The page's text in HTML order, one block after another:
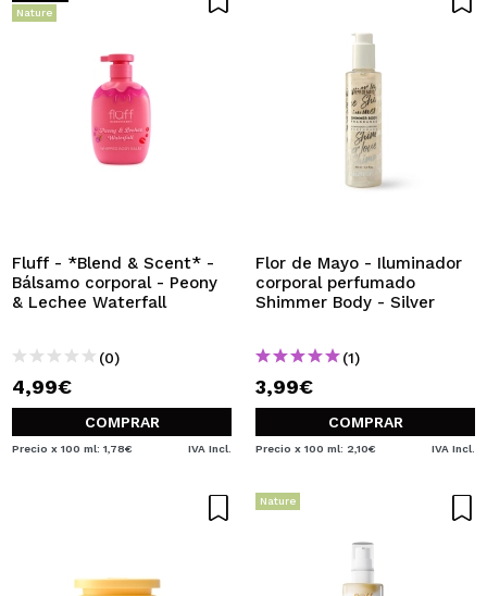
Nature
Fluff - *Blend & Scent* -
Bálsamo corporal - Peony
& Lechee Waterfall
(0)
4,99€
COMPRAR
Precio x 100 ml: 1,78€ IVA Incl.
Flor de Mayo - Iluminador
corporal perfumado
Shimmer Body - Silver
(1)
3,99€
COMPRAR
Precio x 100 ml: 2,10€ IVA Incl.
Nature